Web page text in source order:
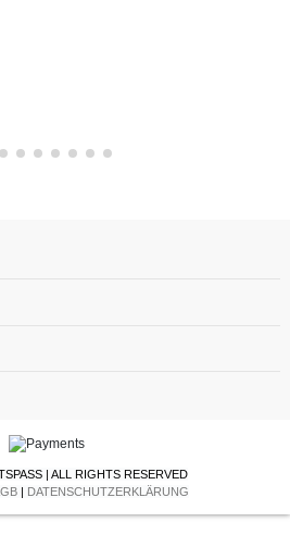
| ALL RIGHTS RESERVED
| DATENSCHUTZERKLÄRUNG